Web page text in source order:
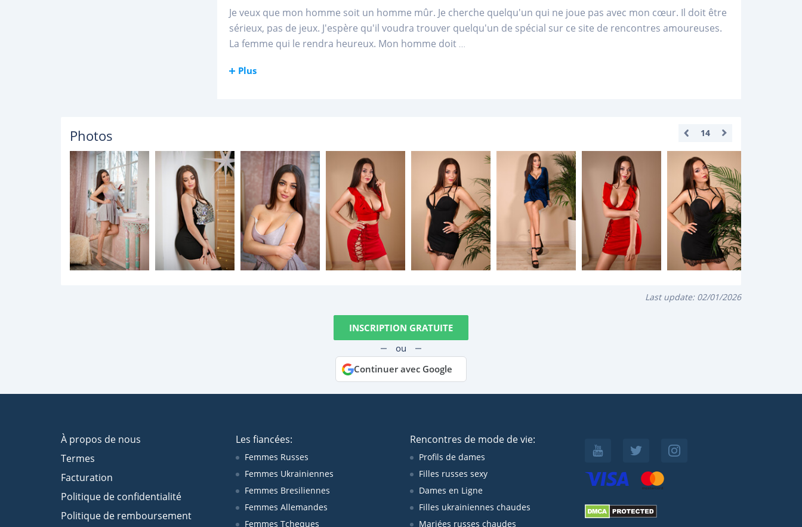
Je veux que mon homme soit un homme mûr. Je cherche quelqu'un qui ne joue pas avec mon cœur. Il doit être
sérieux, pas de jeux. J'espère qu'il voudra trouver quelqu'un de spécial sur ce site de rencontres amoureuses.
La femme qui le rendra heureux. Mon homme doit...
Plus
Photos 14
Last update: 02/01/2026
INSCRIPTION GRATUITE
ou
Continuer avec Google
À propos de nous
Termes
Facturation
Politique de confidentialité
Politique de remboursement
Les fiancées:
Femmes Russes
Femmes Ukrainiennes
Femmes Bresiliennes
Femmes Allemandes
Femmes Tcheques
Rencontres de mode de vie:
Profils de dames
Filles russes sexy
Dames en Ligne
Filles ukrainiennes chaudes
Mariées russes chaudes